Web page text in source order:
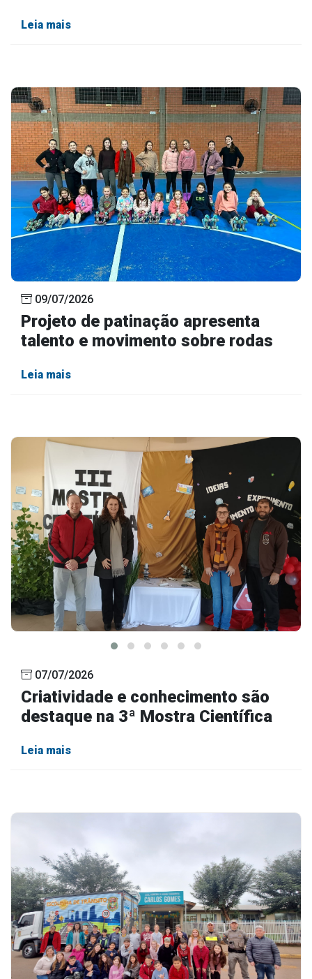
Leia mais
09/07/2026
Projeto de patinação apresenta
talento e movimento sobre rodas
Leia mais
07/07/2026
Criatividade e conhecimento são
destaque na 3ª Mostra Científica
Leia mais